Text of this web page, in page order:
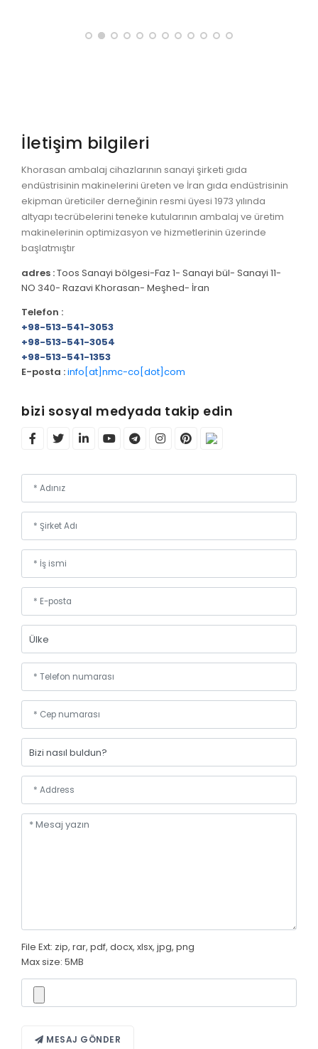
İletişim bilgileri
Khorasan ambalaj cihazlarının sanayi şirketi gıda
endüstrisinin makinelerini üreten ve İran gıda endüstrisinin
ekipman üreticiler derneğinin resmi üyesi 1973 yılında
altyapı tecrübelerini teneke kutularının ambalaj ve üretim
makinelerinin optimizasyon ve hizmetlerinin üzerinde
başlatmıştır
adres :Toos Sanayi bölgesi-Faz 1- Sanayi bül- Sanayi 11-
NO 340- Razavi Khorasan- Meşhed- İran
Telefon :
+98-513-541-3053
+98-513-541-3054
+98-513-541-1353
E-posta :info[at]nmc-co[dot]com
bizi sosyal medyada takip edin
File Ext: zip, rar, pdf, docx, xlsx, jpg, png
Max size: 5MB
MESAJ GÖNDER